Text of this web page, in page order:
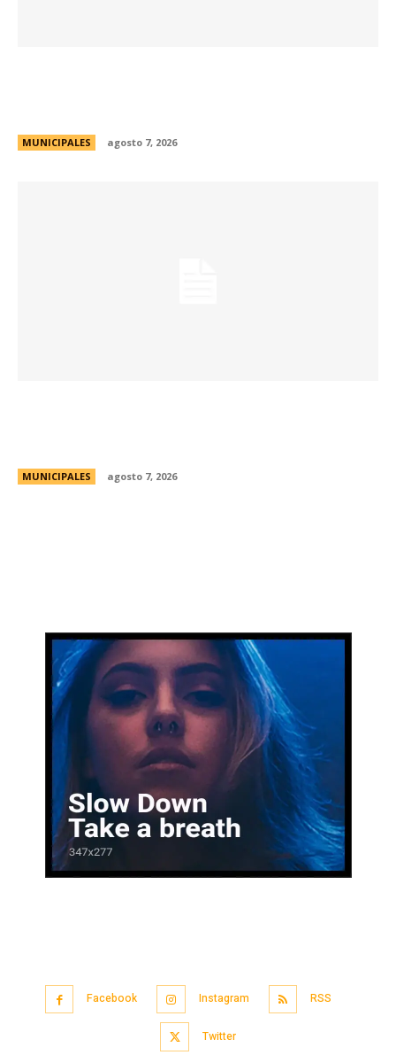
MUNICIPALES agosto 7, 2026
MUNICIPALES agosto 7, 2026
Facebook Instagram RSS
Twitter